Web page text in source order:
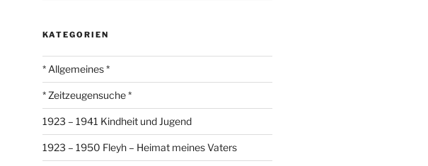
KATEGORIEN
* Allgemeines *
* Zeitzeugensuche *
1923 – 1941 Kindheit und Jugend
1923 – 1950 Fleyh – Heimat meines Vaters